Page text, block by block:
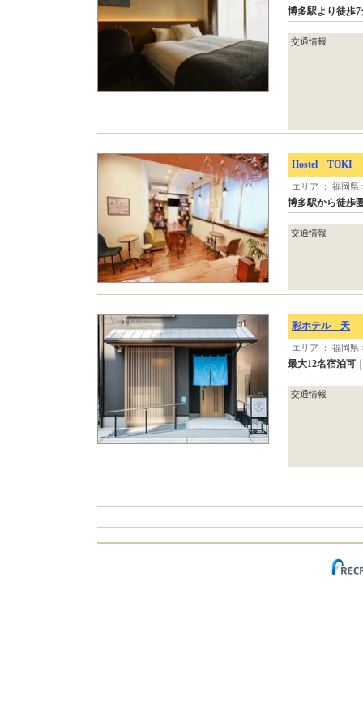
博多駅より徒歩
交通情報
Hostel TOKI
エリア ： 福岡県
博多駅から徒歩
交通情報
彩ホテル 天
エリア ： 福岡県
最大12名宿泊可
交通情報